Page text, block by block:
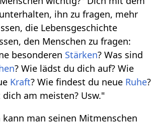
ihn zu fragen, mehr
die Lebensgeschichte
den Menschen zu fragen:
besonderen Stärken? Was sind
? Wie lädst du dich auf? Wie
Kraft? Wie findest du neue Ruhe?
am meisten? Usw."
kann man seinen Mitmenschen